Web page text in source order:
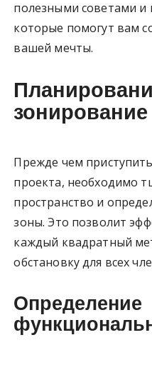
полезными советами
которые помогут вам
вашей мечты.
Прежде чем
проекта, необходимо
пространство и
зоны. Это позволит
каждый квадратный
обстановку для всех
Определение